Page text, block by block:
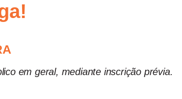
em geral, mediante inscrição prévia.